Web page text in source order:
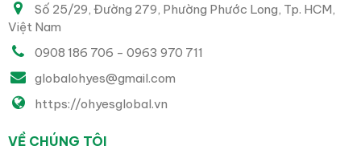
Số 25/29, Đường 279, Phường Phước Long, Tp. HCM,
Việt Nam
0908 186 706 - 0963 970 711
globalohyes@gmail.com
https://ohyesglobal.vn
VỀ CHÚNG TÔI